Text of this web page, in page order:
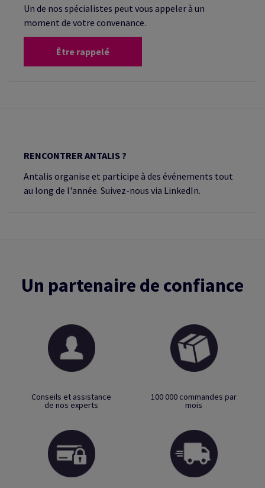
Un de nos spécialistes peut vous appeler à un
moment de votre convenance.
Être rappelé
RENCONTRER ANTALIS ?
Antalis organise et participe à des événements tout
au long de l'année. Suivez-nous via LinkedIn.
Un partenaire de confiance
Conseils et assistance
de nos experts
100 000 commandes par
mois